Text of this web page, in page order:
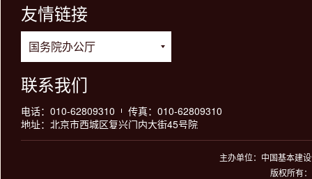
友情链接
联系我们
电话：010-62809310
传真：010-62809310
地址：北京市西城区复兴门内大街45号院
主办单位：中国基本建
版权所有